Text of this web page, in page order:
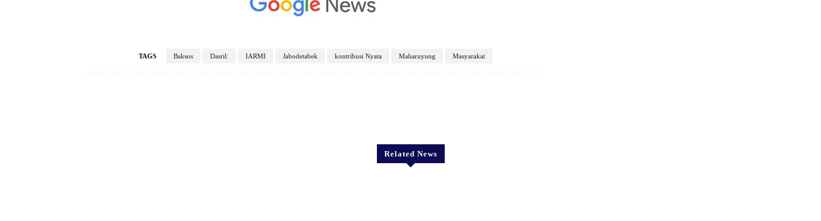
TAGS Baksos Dasril: IARMI Jabodetabek kontribusi Nyata Maharuyung Masyarakat
Related News